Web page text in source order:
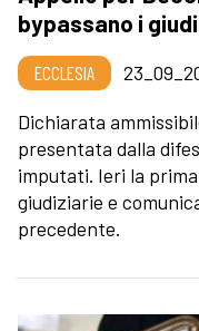
bypassano i
ECCLESIA
Dichiarata
presentata dalla
imputati. Ieri la
giudiziarie e
precedente.